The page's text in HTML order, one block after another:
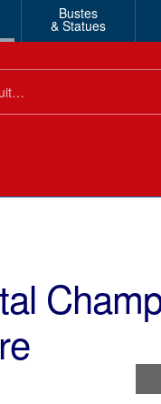
Bustes
& Statues